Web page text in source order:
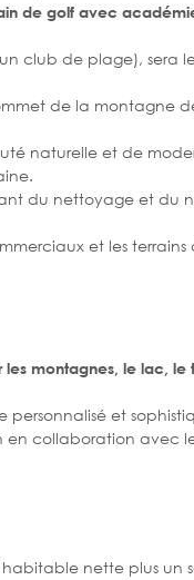
de golf avec
club de plage), sera
de la
naturelle et de
du nettoyage et
et les
montagnes, le lac,
personnalisé et
collaboration avec
nette plus un